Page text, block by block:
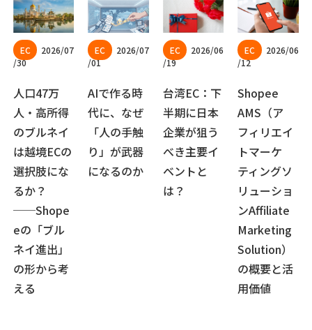
2026/07
/30
人口47万
人・高所得
のブルネイ
は越境ECの
選択肢にな
るか？
──Shope
eの「ブル
ネイ進出」
の形から考
える
2026/07
/01
AIで作る時
代に、なぜ
「人の手触
り」が武器
になるのか
2026/06
/19
台湾EC：下
半期に日本
企業が狙う
べき主要イ
ベントと
は？
2026/06
/12
Shopee
AMS（ア
フィリエイ
トマーケ
ティングソ
リューショ
ンAffiliate
Marketing
Solution）
の概要と活
用価値